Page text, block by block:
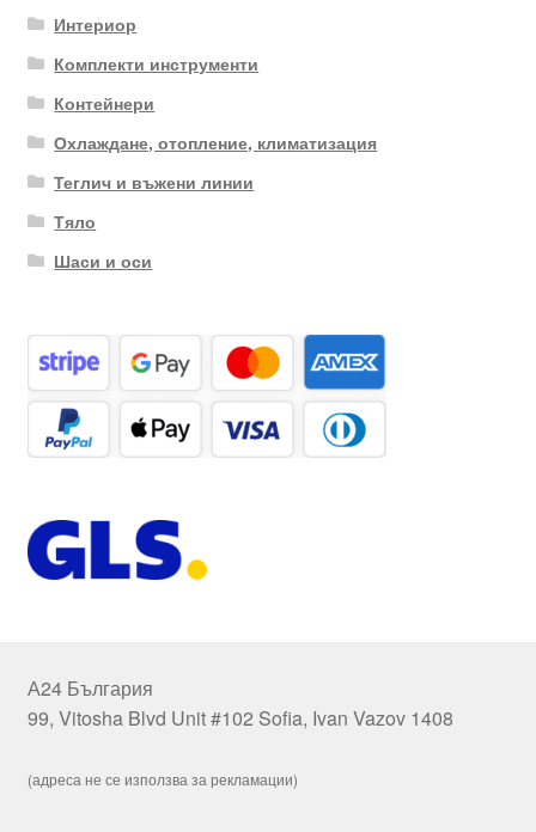
Интериор
Комплекти инструменти
Контейнери
Охлаждане, отопление, климатизация
Теглич и въжени линии
Тяло
Шаси и оси
А24 България
99, Vitosha Blvd Unit #102 Sofia, Ivan Vazov 1408
(адреса не се използва за рекламации)